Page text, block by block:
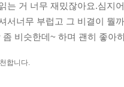
는 거 너무 재밌잖아요.심지
서너무 부럽고 그 비결이 뭘
좀 비슷한데~ 하며 괜히 좋
합니다.